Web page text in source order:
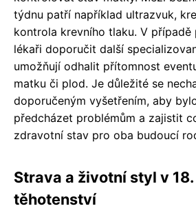
týdnu patří například ultrazvuk,
kontrola krevního tlaku. V případě
lékaři doporučit další
umožňují odhalit přítomnost
matku či plod. Je důležité se
doporučeným vyšetřením, aby
předcházet problémům a zajistit
zdravotní stav pro oba budoucí
Strava a životní styl v
těhotenství